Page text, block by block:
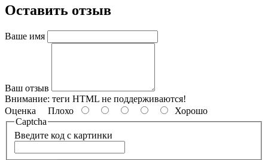
Оставить отзыв
Ваше имя
Ваш отзыв
Внимание: теги HTML не поддерживаются!
Оценка Плохо
Хорошо
Captcha
Введите код с картинки